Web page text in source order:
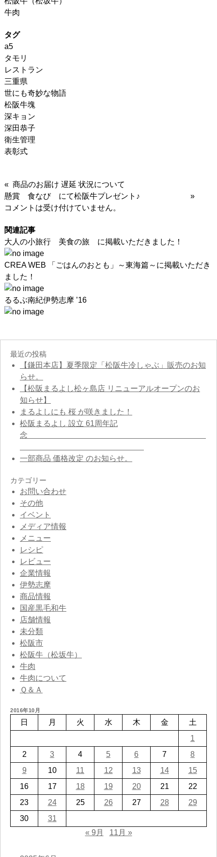
牛肉
タグ
a5
タモリ
レストラン
三重県
世にも奇妙な物語
松阪牛塊
深キョン
深田恭子
衛生管理
表彰式
« 商品のお届け 遅延 状況について
懸賞 食なび にて松阪牛プレゼント♪ »
コメントは受け付けていません。
関連記事
大人の小旅行 美食の旅 に掲載いただきました！
CREA WEB 「ごはんのおとも」～東海篇～に掲載いただき
ました！
るるぶ南紀伊勢志摩 ’16
最近の投稿
【鎌田本店】夏季限定「松阪牛冷しゃぶ」販売のお知
らせ。
【松阪まるよし松ヶ島店 リニューアルオープンのお
知らせ】
まるよしにも 桜 が咲きました！
松阪まるよし 設立 61周年記
念
一部商品 価格改定 のお知らせ。
カテゴリー
お問い合わせ
その他
イベント
メディア情報
メニュー
レシピ
レビュー
企業情報
伊勢志摩
商品情報
国産黒毛和牛
店舗情報
未分類
松阪市
松阪牛（松坂牛）
牛肉
牛肉について
Ｑ＆Ａ
2016年10月
日 月 火 水 木 金
土
1
2
3 4 5 6 7
8
9
10 11 12 13 14
15
16
17 18 19 20 21
22
23
24 25 26 27 28
29
30
31
« 9月
11月 »